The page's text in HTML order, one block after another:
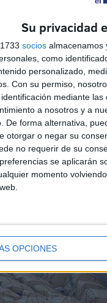
Su privacidad
socios almacenamos
como
personalizado,
Con su permiso,
mediante
a nosotros y a
De forma alternativa,
otorgar o negar su
no requerir de su
se aplicarán
momento
OPCIONES
en Toledo y
de Andalucía.
quedó reflejado en
al desmantelar en el
una